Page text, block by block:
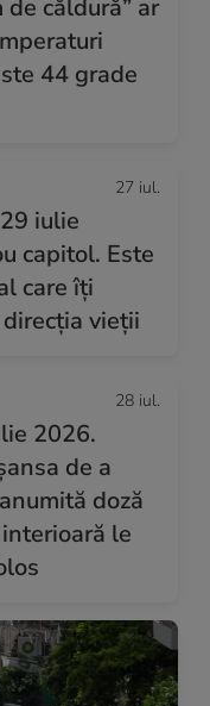
căldură” ar
44 grade
27 iul.
iulie
capitol. Este
care îți
vieții
28 iul.
2026.
de a
doză
le